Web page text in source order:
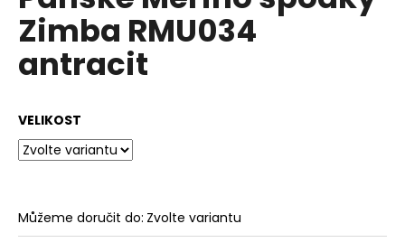
0,0
z
5
hvězdiček.
Zimba RMU034
antracit
VELIKOST
Můžeme doručit do: Zvolte variantu
a
j
í
?
HLEDAT